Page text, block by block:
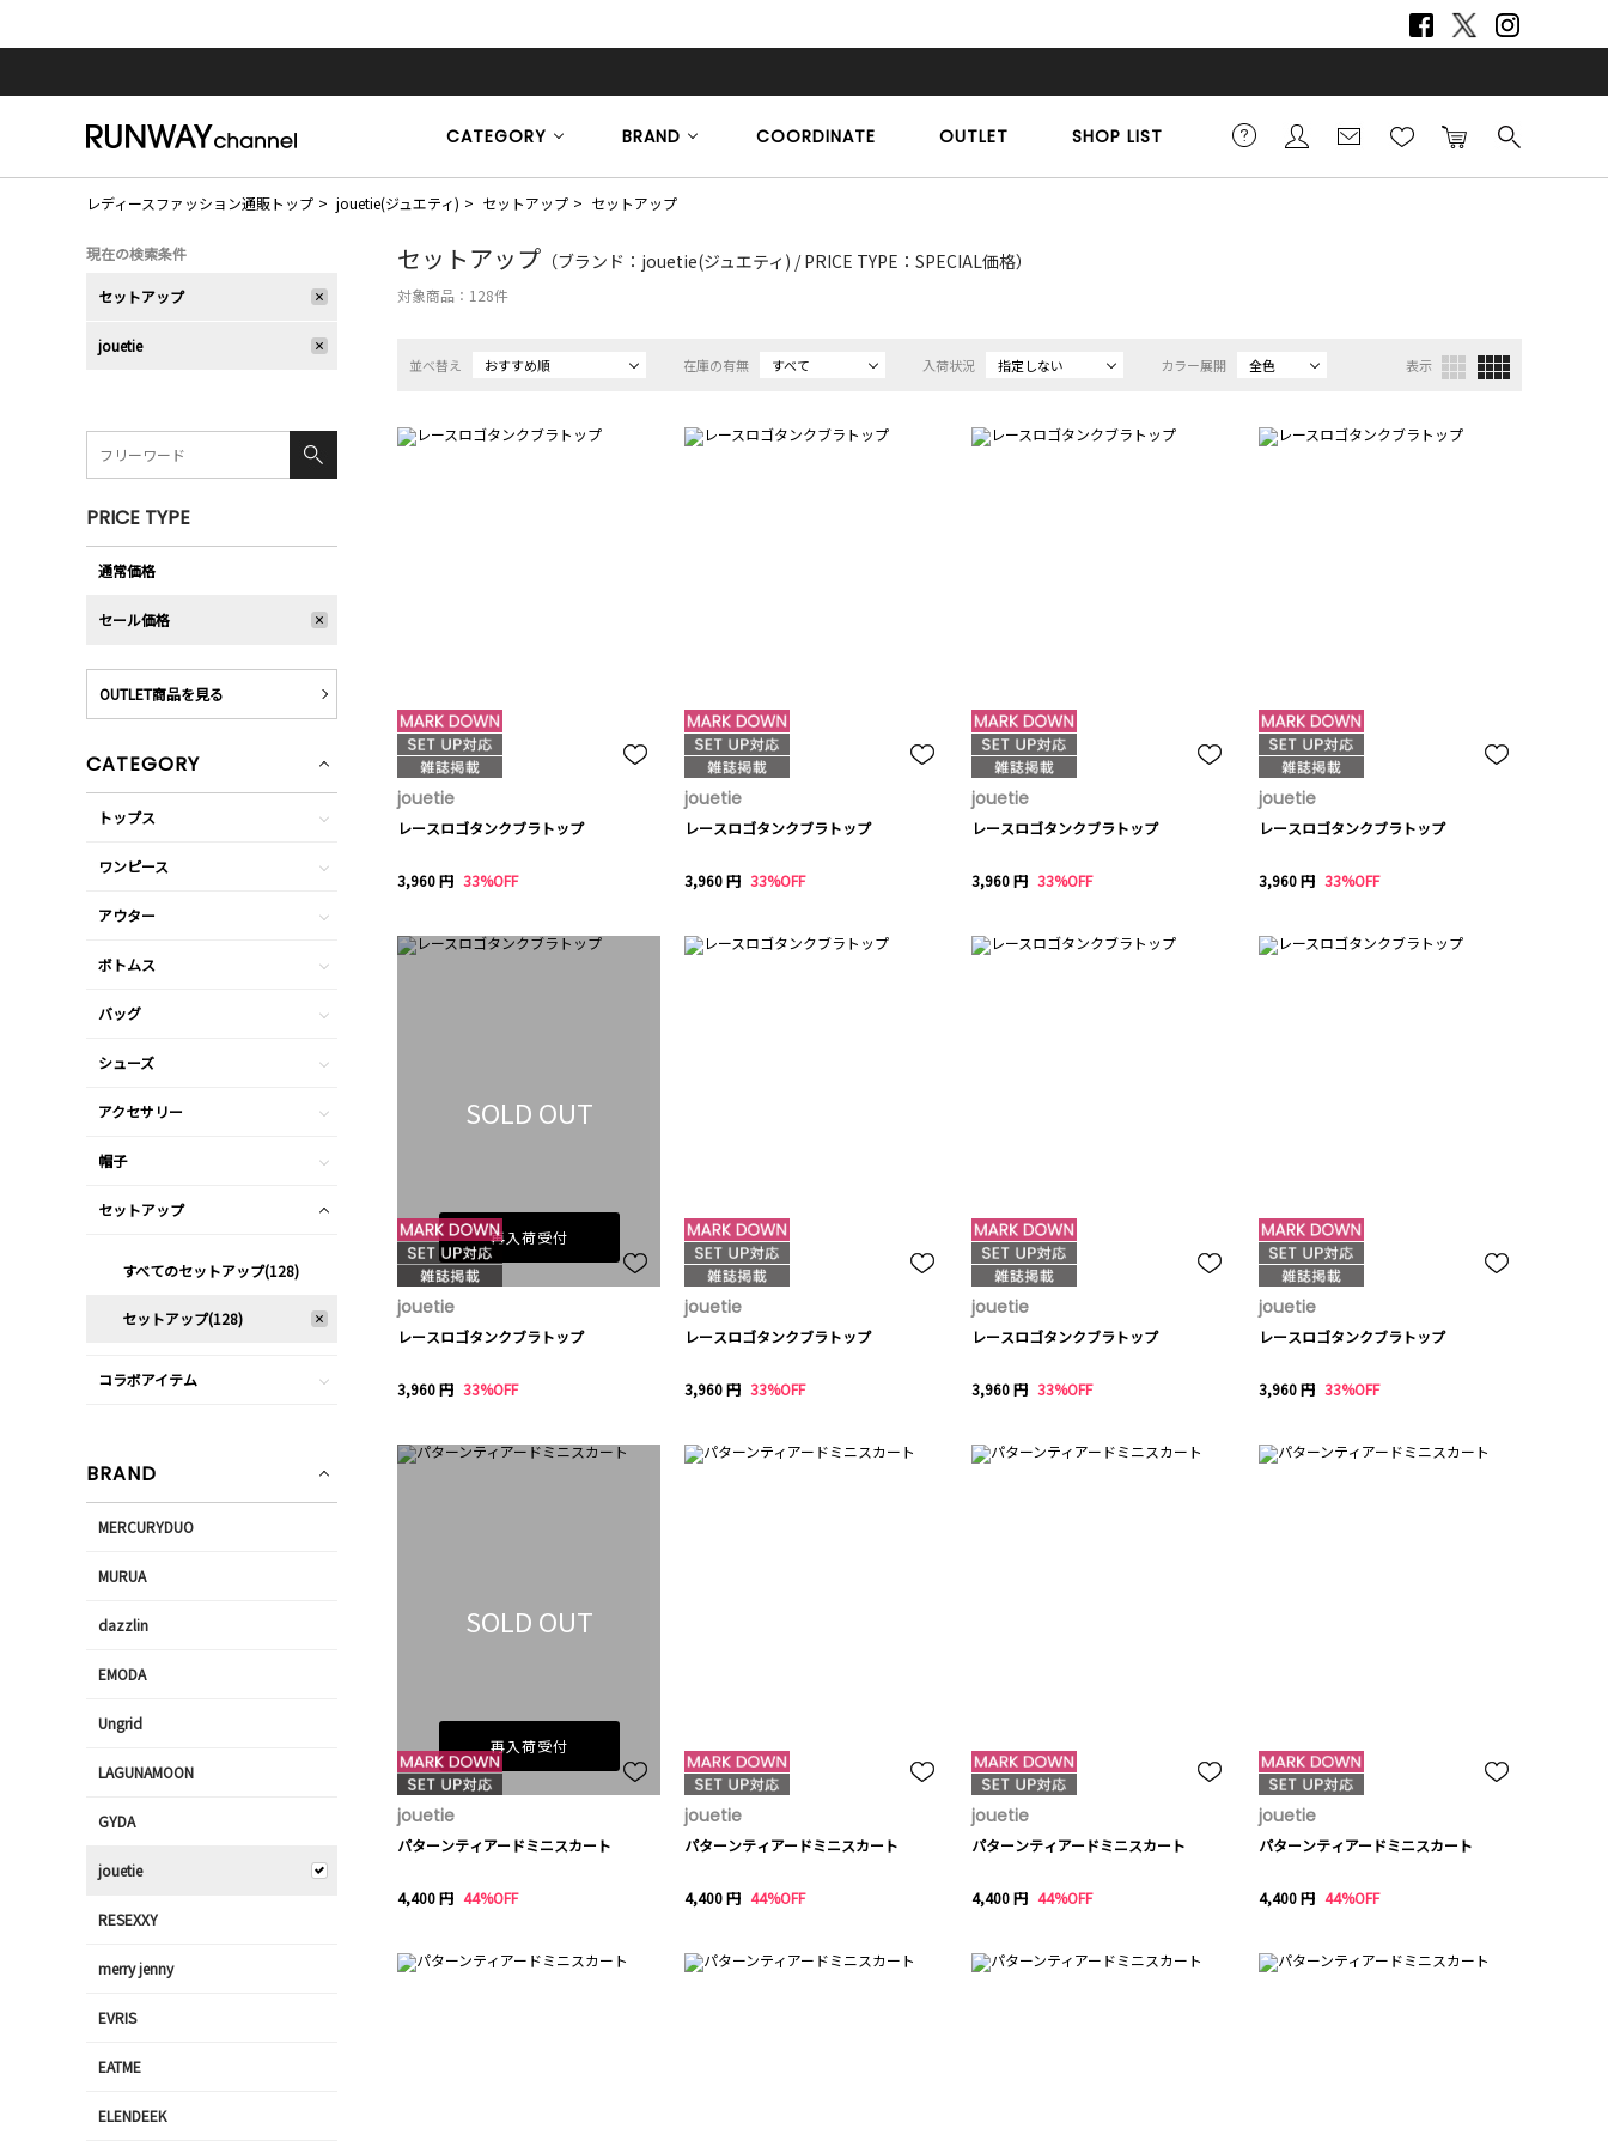
CATEGORY BRAND COORDINATE OUTLET SHOP LIST
レディースファッション通販トップ jouetie(ジュエティ) セットアップ セットアップ
セットアップ （ブランド：jouetie(ジュエティ) / PRICE TYPE：SPECIAL価格）
対象商品： 128件
並べ替え おすすめ順 在庫の有無 すべて 入荷状況 指定しない カラー展開 全色 表示
jouetie
レースロゴタンクブラトップ
3,960 円 33%OFF
jouetie
レースロゴタンクブラトップ
3,960 円 33%OFF
jouetie
レースロゴタンクブラトップ
3,960 円 33%OFF
jouetie
レースロゴタンクブラトップ
3,960 円 33%OFF
SOLD OUT
再入荷受付
jouetie
レースロゴタンクブラトップ
3,960 円 33%OFF
jouetie
レースロゴタンクブラトップ
3,960 円 33%OFF
jouetie
レースロゴタンクブラトップ
3,960 円 33%OFF
jouetie
レースロゴタンクブラトップ
3,960 円 33%OFF
SOLD OUT
再入荷受付
jouetie
パターンティアードミニスカート
4,400 円 44%OFF
jouetie
パターンティアードミニスカート
4,400 円 44%OFF
jouetie
パターンティアードミニスカート
4,400 円 44%OFF
jouetie
パターンティアードミニスカート
4,400 円 44%OFF
現在の検索条件
セットアップ
jouetie
PRICE TYPE
通常価格
セール価格
OUTLET商品を見る
CATEGORY
トップス
ワンピース
アウター
ボトムス
バッグ
シューズ
アクセサリー
帽子
セットアップ
すべてのセットアップ(128)
セットアップ(128)
コラボアイテム
BRAND
MERCURYDUO
MURUA
dazzlin
EMODA
Ungrid
LAGUNAMOON
GYDA
jouetie
RESEXXY
merry jenny
EVRIS
EATME
ELENDEEK